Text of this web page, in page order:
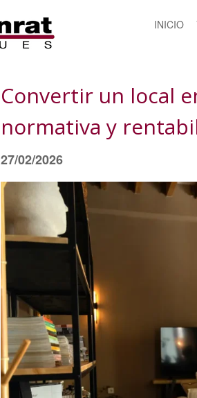
INICIO
Convertir un local
normativa y
27/02/2026